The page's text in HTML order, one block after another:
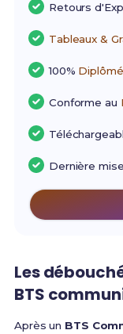
Retours
Tableaux &
100%
Conforme au
Dernière
Les
BTS
Après un BTS